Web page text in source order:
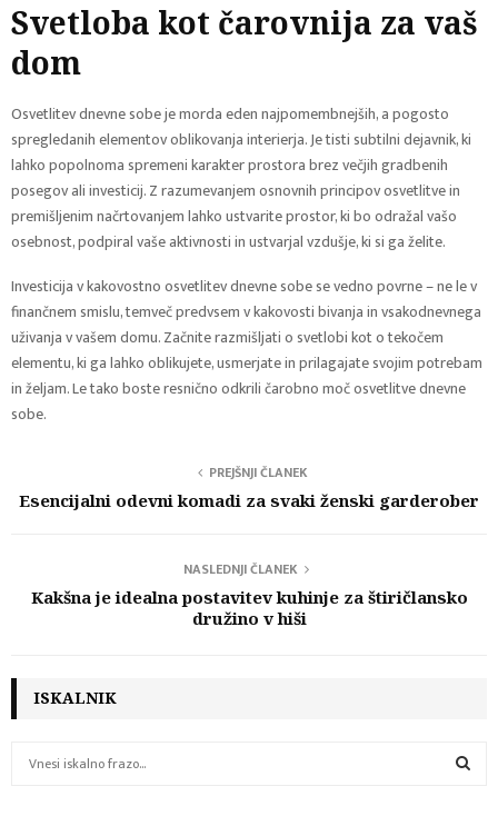
Svetloba kot čarovnija za vaš
dom
Osvetlitev dnevne sobe je morda eden najpomembnejših, a pogosto
spregledanih elementov oblikovanja interierja. Je tisti subtilni dejavnik, ki
lahko popolnoma spremeni karakter prostora brez večjih gradbenih
posegov ali investicij. Z razumevanjem osnovnih principov osvetlitve in
premišljenim načrtovanjem lahko ustvarite prostor, ki bo odražal vašo
osebnost, podpiral vaše aktivnosti in ustvarjal vzdušje, ki si ga želite.
Investicija v kakovostno osvetlitev dnevne sobe se vedno povrne – ne le v
finančnem smislu, temveč predvsem v kakovosti bivanja in vsakodnevnega
uživanja v vašem domu. Začnite razmišljati o svetlobi kot o tekočem
elementu, ki ga lahko oblikujete, usmerjate in prilagajate svojim potrebam
in željam. Le tako boste resnično odkrili čarobno moč osvetlitve dnevne
sobe.
PREJŠNJI ČLANEK
Esencijalni odevni komadi za svaki ženski garderober
NASLEDNJI ČLANEK
Kakšna je idealna postavitev kuhinje za štiričlansko
družino v hiši
ISKALNIK